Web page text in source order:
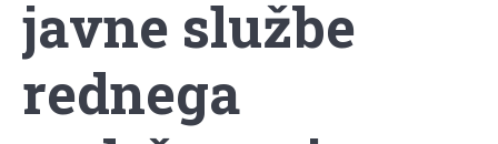
javne službe
rednega